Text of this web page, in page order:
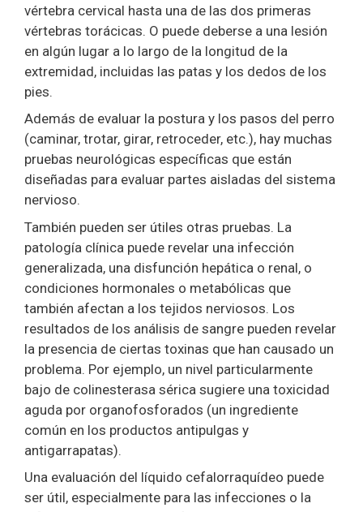
vértebra cervical hasta una de las dos primeras
vértebras torácicas. O puede deberse a una lesión
en algún lugar a lo largo de la longitud de la
extremidad, incluidas las patas y los dedos de los
pies.
Además de evaluar la postura y los pasos del perro
(caminar, trotar, girar, retroceder, etc.), hay muchas
pruebas neurológicas específicas que están
diseñadas para evaluar partes aisladas del sistema
nervioso.
También pueden ser útiles otras pruebas. La
patología clínica puede revelar una infección
generalizada, una disfunción hepática o renal, o
condiciones hormonales o metabólicas que
también afectan a los tejidos nerviosos. Los
resultados de los análisis de sangre pueden revelar
la presencia de ciertas toxinas que han causado un
problema. Por ejemplo, un nivel particularmente
bajo de colinesterasa sérica sugiere una toxicidad
aguda por organofosforados (un ingrediente
común en los productos antipulgas y
antigarrapatas).
Una evaluación del líquido cefalorraquídeo puede
ser útil, especialmente para las infecciones o la